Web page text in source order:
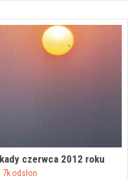
czerwca 2012 roku
7k odsłon